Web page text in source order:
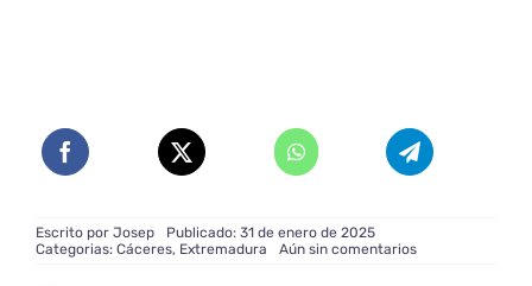
Escrito por Josep
Publicado: 31 de enero de 2025
Categorias: Cáceres, Extremadura Aún sin comentarioson